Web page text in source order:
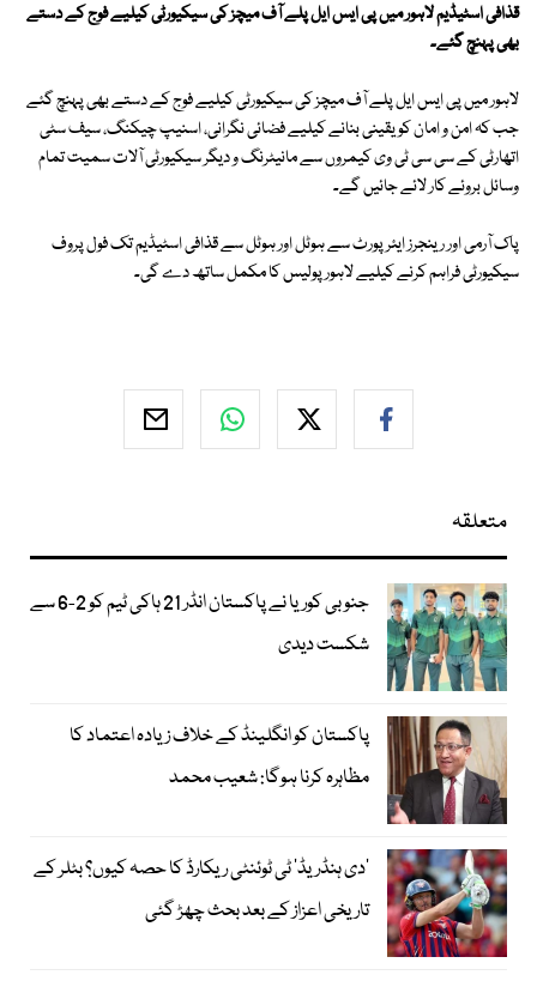
قذافی اسٹیڈیم لاہور میں پی ایس ایل پلے آف میچز کی سیکیورٹی کیلیے فوج کے دستے
بھی پہنچ گئے۔
لاہور میں پی ایس ایل پلے آف میچز کی سیکیورٹی کیلیے فوج کے دستے بھی پہنچ گئے
جب کہ امن و امان کو یقینی بنانے کیلیے فضائی نگرانی، اسنیپ چیکنگ، سیف سٹی
اتھارٹی کے سی سی ٹی وی کیمروں سے مانیٹرنگ و دیگر سیکیورٹی آلات سمیت تمام
وسائل بروئے کار لائے جائیں گے۔
پاک آرمی اور رینجرز ایئرپورٹ سے ہوٹل اور ہوٹل سے قذافی اسٹیڈیم تک فول پروف
سیکیورٹی فراہم کرنے کیلیے لاہور پولیس کا مکمل ساتھ دے گی۔
متعلقہ
جنوبی کوریا نے پاکستان انڈر 21 ہاکی ٹیم کو 2-6 سے
شکست دیدی
پاکستان کو انگلینڈ کے خلاف زیادہ اعتماد کا
مظاہرہ کرنا ہوگا: شعیب محمد
’دی ہنڈریڈ‘ ٹی ٹوئنٹی ریکارڈ کا حصہ کیوں؟ بٹلر کے
تاریخی اعزاز کے بعد بحث چھڑ گئی